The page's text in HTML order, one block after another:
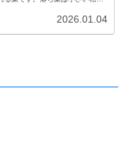
る葉です。アイコン名称ID統...
2026.01.04